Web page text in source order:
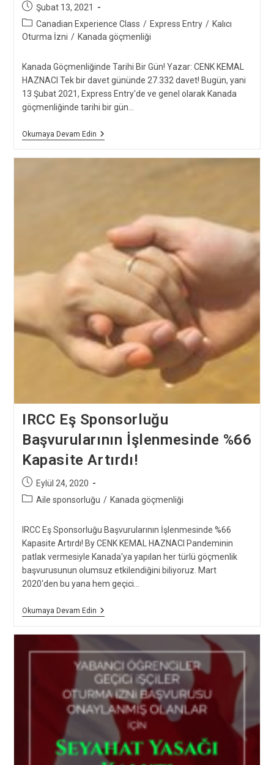
Post
published:
Şubat 13, 2021
Post
category:
Canadian Experience Class / Express Entry / Kalıcı
Oturma İzni / Kanada göçmenliği
Kanada Göçmenliğinde Tarihi Bir Gün! Yazar: CENK KEMAL
HAZNACI Tek bir davet gününde 27.332 davet! Bugün, yani
13 Şubat 2021, Express Entry'de ve genel olarak Kanada
göçmenliğinde tarihi bir gün…
Okumaya Devam EdinKanada
IRCC Eş Sponsorluğu
Başvurularının İşlenmesinde %66
Kapasite Artırdı!
Post
published:
Eylül 24, 2020
PostAile sponsorluğu / Kanada göçmenliği
IRCC Eş Sponsorluğu Başvurularının İşlenmesinde %66
Kapasite Artırdı! By CENK KEMAL HAZNACI Pandeminin
patlak vermesiyle Kanada'ya yapılan her türlü göçmenlik
başvurusunun olumsuz etkilendiğini biliyoruz. Mart
2020'den bu yana hem geçici…
Okumaya Devam EdinIRCC
İşlenmesinde
%66
Kapasite
Artırdı!